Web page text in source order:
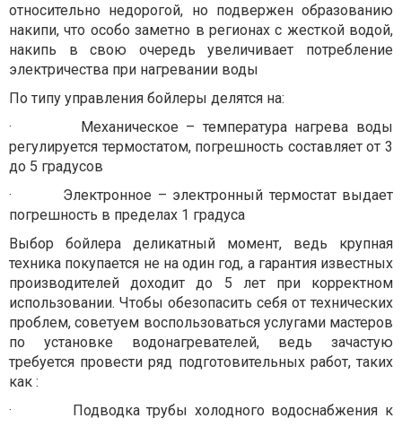
относительно недорогой, но подвержен образованию
накипи, что особо заметно в регионах с жесткой водой,
накипь в свою очередь увеличивает потребление
электричества при нагревании воды
По типу управления бойлеры делятся на:
· Механическое – температура нагрева воды
регулируется термостатом, погрешность составляет от 3
до 5 градусов
· Электронное – электронный термостат выдает
погрешность в пределах 1 градуса
Выбор бойлера деликатный момент, ведь крупная
техника покупается не на один год, а гарантия известных
производителей доходит до 5 лет при корректном
использовании. Чтобы обезопасить себя от технических
проблем, советуем воспользоваться услугами мастеров
по установке водонагревателей, ведь зачастую
требуется провести ряд подготовительных работ, таких
как :
· Подводка трубы холодного водоснабжения к